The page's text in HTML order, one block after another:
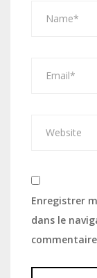
Enregistrer
dans le